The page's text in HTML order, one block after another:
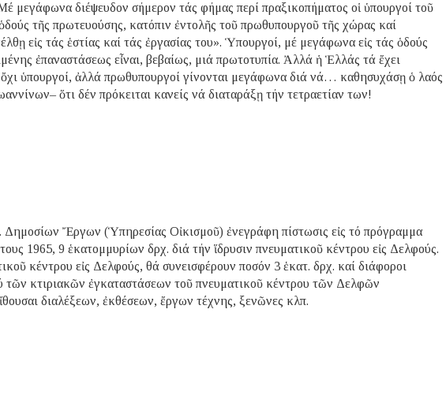
μεγάφωνα διέψευδον σήμερον τάς φήμας περί πραξικοπήματος οἱ ὑπουργοί τοῦ
τῆς πρωτευούσης, κατόπιν ἐντολῆς τοῦ πρωθυπουργοῦ τῆς χώρας καί
εἰς τάς ἑστίας καί τάς ἐργασίας του». Ὑπουργοί, μέ μεγάφωνα εἰς τάς ὁδούς
ἐπαναστάσεως εἶναι, βεβαίως, μιά πρωτοτυπία. Ἀλλά ἡ Ἑλλάς τά ἔχει
ὑπουργοί, ἀλλά πρωθυπουργοί γίνονται μεγάφωνα διά νά… καθησυχάσῃ ὁ λαός
ὅτι δέν πρόκειται κανείς νά διαταράξῃ τήν τετραετίαν των!
Δημοσίων Ἔργων (Ὑπηρεσίας Οἰκισμοῦ) ἐνεγράφη πίστωσις εἰς τό πρόγραμμα
1965, 9 ἑκατομμυρίων δρχ. διά τήν ἵδρυσιν πνευματικοῦ κέντρου εἰς Δελφούς.
κέντρου εἰς Δελφούς, θά συνεισφέρουν ποσόν 3 ἑκατ. δρχ. καί διάφοροι
τῶν κτιριακῶν ἐγκαταστάσεων τοῦ πνευματικοῦ κέντρου τῶν Δελφῶν
διαλέξεων, ἐκθέσεων, ἔργων τέχνης, ξενῶνες κλπ.